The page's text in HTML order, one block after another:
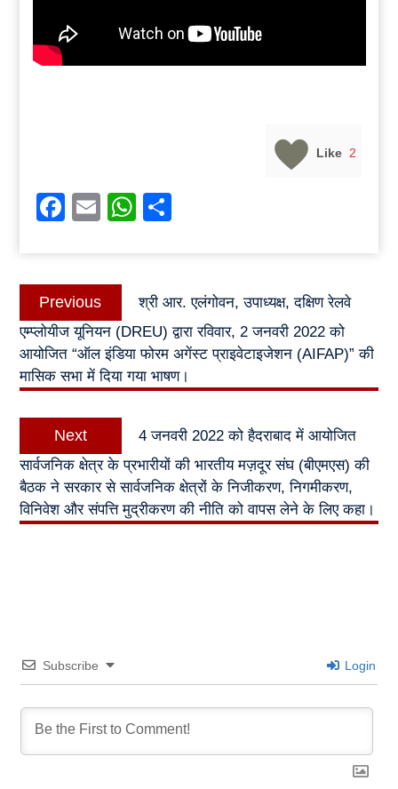
Like 2
Facebook
EmailWhatsApp
Post
navigation
Previous
Previous
post:
श्री आर. एलंगोवन, उपाध्यक्ष, दक्षिण रेलवे
एम्प्लोयीज यूनियन (DREU) द्वारा रविवार, 2 जनवरी 2022 को
आयोजित “ऑल इंडिया फोरम अगेंस्ट प्राइवेटाइजेशन (AIFAP)” की
मासिक सभा में दिया गया भाषण।
Next
Next
post:
4 जनवरी 2022 को हैदराबाद में आयोजित
सार्वजनिक क्षेत्र के प्रभारीयों की भारतीय मज़दूर संघ (बीएमएस) की
बैठक ने सरकार से सार्वजनिक क्षेत्रों के निजीकरण, निगमीकरण,
विनिवेश और संपत्ति मुद्रीकरण की नीति को वापस लेने के लिए कहा।
Subscribe Login